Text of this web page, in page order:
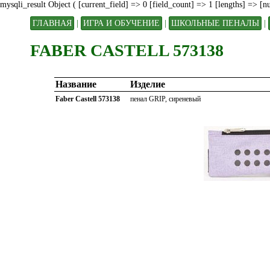
mysqli_result Object ( [current_field] => 0 [field_count] => 1 [lengths] =>
ГЛАВНАЯ ИГРА И ОБУЧЕНИЕ ШКОЛЬНЫЕ ПЕНАЛЫ
FABER CASTELL 573138
Название Изделие
Faber Castell 573138 пенал GRIP, сиреневый